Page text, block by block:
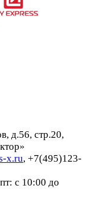
д.56, стр.20,
x.ru, +7(495)123-
с 10:00 до